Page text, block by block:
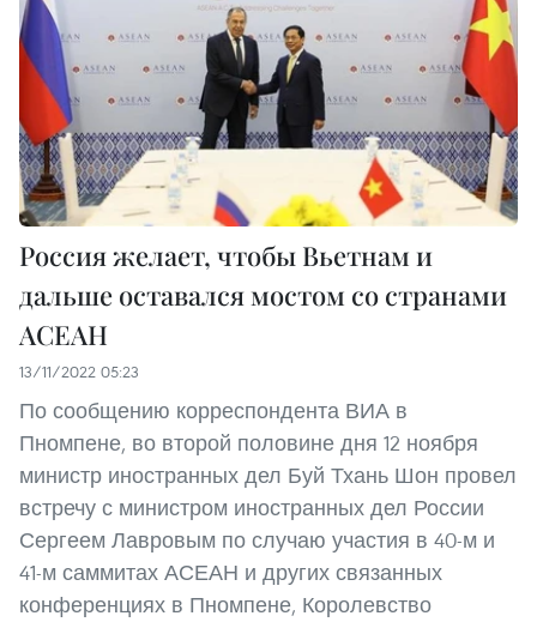
Россия желает, чтобы Вьетнам и
дальше оставался мостом со странами
АСЕАН
13/11/2022 05:23
По сообщению корреспондента ВИА в
Пномпене, во второй половине дня 12 ноября
министр иностранных дел Буй Тхань Шон провел
встречу с министром иностранных дел России
Сергеем Лавровым по случаю участия в 40-м и
41-м саммитах АСЕАН и других связанных
конференциях в Пномпене, Королевство